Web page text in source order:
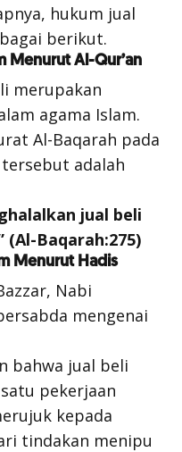
hukum jual
berikut.
Menurut Al-Qur’an
merupakan
agama Islam.
Al-Baqarah pada
adalah
jual beli
(Al-Baqarah:275)
Menurut Hadis
Nabi
mengenai
bahwa jual beli
pekerjaan
kepada
tindakan menipu